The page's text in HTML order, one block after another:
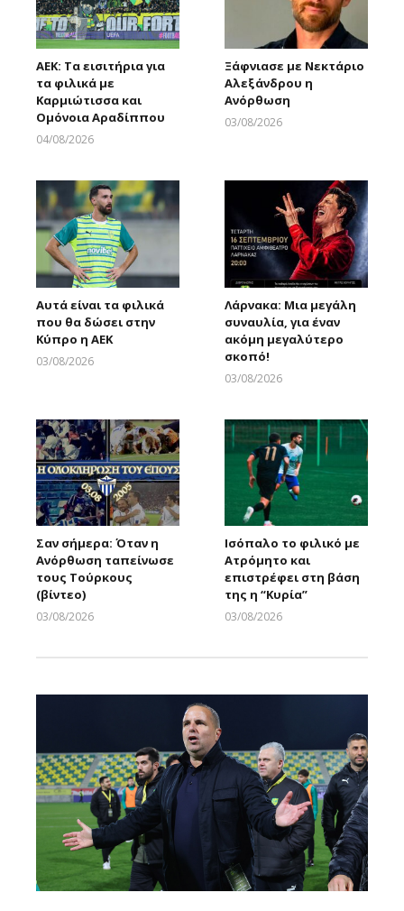
ΑΕΚ: Τα εισιτήρια για
τα φιλικά με
Καρμιώτισσα και
Ομόνοια Αραδίππου
04/08/2026
Ξάφνιασε με Νεκτάριο
Αλεξάνδρου η
Ανόρθωση
03/08/2026
Αυτά είναι τα φιλικά
που θα δώσει στην
Κύπρο η ΑΕΚ
03/08/2026
Λάρνακα: Μια μεγάλη
συναυλία, για έναν
ακόμη μεγαλύτερο
σκοπό!
03/08/2026
Σαν σήμερα: Όταν η
Ανόρθωση ταπείνωσε
τους Τούρκους
(βίντεο)
03/08/2026
Ισόπαλο το φιλικό με
Ατρόμητο και
επιστρέφει στη βάση
της η “Κυρία”
03/08/2026